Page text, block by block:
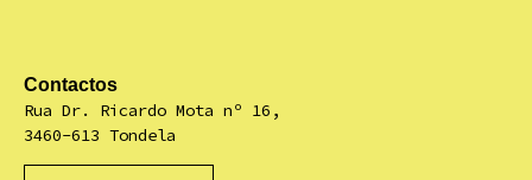
Contactos
Rua Dr. Ricardo Mota nº 16,
3460-613 Tondela